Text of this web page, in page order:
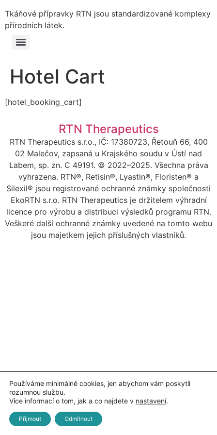
Tkáňové přípravky RTN jsou standardizované komplexy
přírodních látek.
Hotel Cart
[hotel_booking_cart]
RTN Therapeutics
RTN Therapeutics s.r.o., IČ: 17380723, Řetouň 66, 400
02 Malečov, zapsaná u Krajského soudu v Ústí nad
Labem, sp. zn. C 49191. © 2022–2025. Všechna práva
vyhrazena. RTN®, Retisin®, Lyastin®, Floristen® a
Silexil® jsou registrované ochranné známky společnosti
EkoRTN s.r.o. RTN Therapeutics je držitelem výhradní
licence pro výrobu a distribuci výsledků programu RTN.
Veškeré další ochranné známky uvedené na tomto webu
jsou majetkem jejich příslušných vlastníků.
Používáme minimálně cookies, jen abychom vám poskytli
rozumnou službu.
Více informací o tom, jak a co najdete v nastavení.
Přijmout Odmítnout